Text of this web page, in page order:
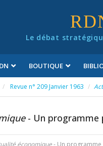
Le débat
BOUTIQUE
Revue n° 209 Janvier 1963
- Un programme
économique- Un programme